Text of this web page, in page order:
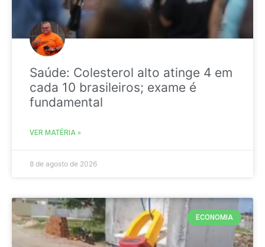
Saúde: Colesterol alto atinge 4 em
cada 10 brasileiros; exame é
fundamental
VER MATÉRIA »
8 de agosto de 2026
ECONOMIA